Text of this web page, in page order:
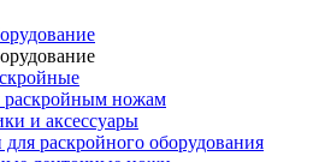
раскройным ножам
и аксессуары
для раскройного оборудования